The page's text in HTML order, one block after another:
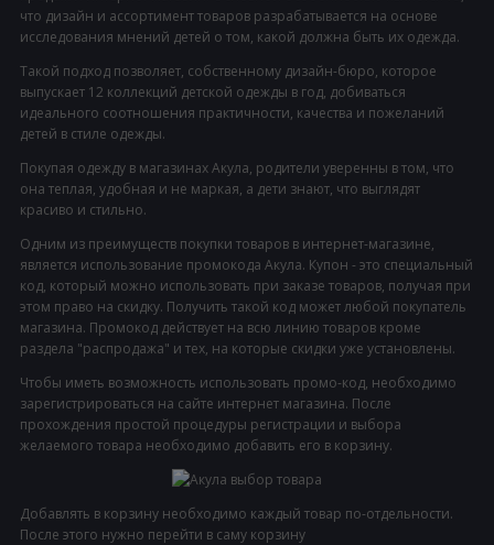
что дизайн и ассортимент товаров разрабатывается на основе
исследования мнений детей о том, какой должна быть их одежда.
Такой подход позволяет, собственному дизайн-бюро, которое
выпускает 12 коллекций детской одежды в год, добиваться
идеального соотношения практичности, качества и пожеланий
детей в стиле одежды.
Покупая одежду в магазинах Акула, родители уверенны в том, что
она теплая, удобная и не маркая, а дети знают, что выглядят
красиво и стильно.
Одним из преимуществ покупки товаров в интернет-магазине,
является использование промокода Акула. Купон - это специальный
код, который можно использовать при заказе товаров, получая при
этом право на скидку. Получить такой код может любой покупатель
магазина. Промокод действует на всю линию товаров кроме
раздела "распродажа" и тех, на которые скидки уже установлены.
Чтобы иметь возможность использовать промо-код, необходимо
зарегистрироваться на сайте интернет магазина. После
прохождения простой процедуры регистрации и выбора
желаемого товара необходимо добавить его в корзину.
Добавлять в корзину необходимо каждый товар по-отдельности.
После этого нужно перейти в саму корзину